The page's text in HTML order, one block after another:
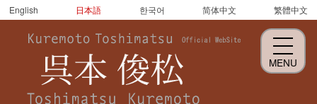
MENU
English 日本語 한국어 简体中文 繁體中文